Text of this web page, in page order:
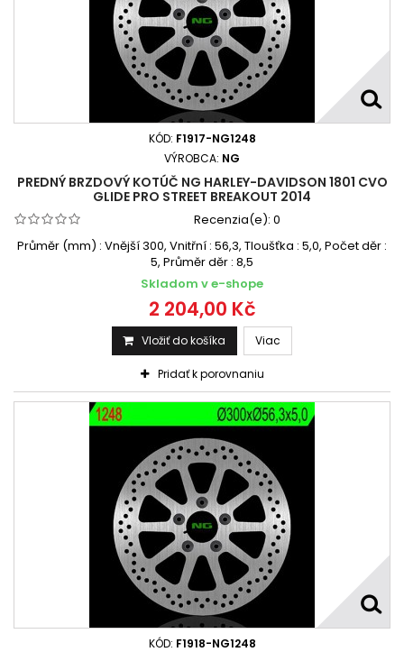
KÓD: F1917-NG1248
VÝROBCA: NG
PREDNÝ BRZDOVÝ KOTÚČ NG HARLEY-DAVIDSON 1801 CVO
GLIDE PRO STREET BREAKOUT 2014
Recenzia(e): 0
Průměr (mm) : Vnější 300, Vnitřní : 56,3, Tloušťka : 5,0, Počet děr :
5, Průměr děr : 8,5
Skladom v e-shope
2 204,00 Kč
Vložiť do košíka Viac
Pridať k porovnaniu
KÓD: F1918-NG1248